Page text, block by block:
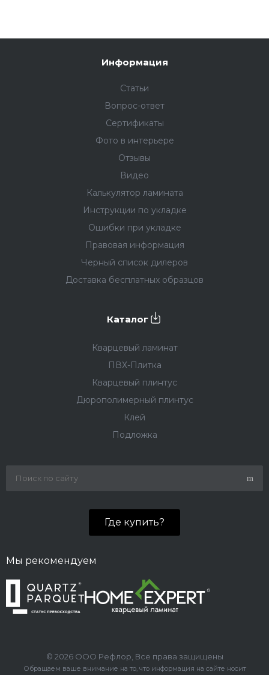
Информация
Статьи
Вопрос-ответ
Сертификаты
Фото в интерьере
Отзывы
Видео
Калькулятор ламината
Инструкции по укладке
Ошибки при укладке
Правовая информация
Черный список дилеров
Доставка бесплатных образцов
Каталог
Кварцевый ламинат
ПВХ-Плитка
Кварцевый плинтус
Дюрополимерный плинтус
Клей
Подложка
Где купить?
Мы рекомендуем
© 2026 ООО Рефлор, Все права защищены
Обращаем ваше внимание на то, что информация на сайте носит